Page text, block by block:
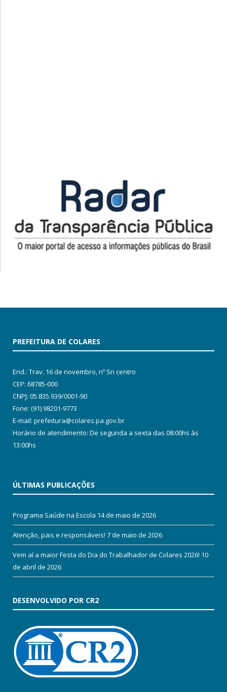
PREFEITURA DE COLARES
End.: Trav. 16 de novembro, nº Sn centro
CEP: 68785-000
CNPJ: 05.835.939/0001-90
Fone: (91) 98201-9773
E-mail: prefeitura@colares.pa.gov.br
Horário de atendimento: De segunda a sexta das 08:00hs às
13:00hs
ÚLTIMAS PUBLICAÇÕES
Programa Saúde na Escola 14 de maio de 2026
Atenção, pais e responsáveis! 7 de maio de 2026
Vem aí a maior Festa do Dia do Trabalhador de Colares 2026! 10
de abril de 2026
DESENVOLVIDO POR CR2